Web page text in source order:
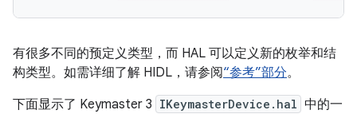
有很多不同的预定义类型，而 HAL 可以定义新的枚举和结
构类型。如需详细了解 HIDL，请参阅“参考”部分。
下面显示了 Keymaster 3 IKeymasterDevice.hal 中的一